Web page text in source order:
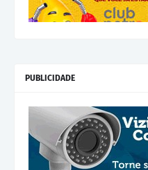
PUBLICIDADE